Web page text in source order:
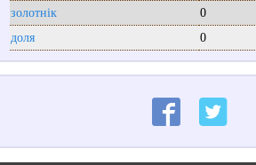
золотнік
0
доля
0